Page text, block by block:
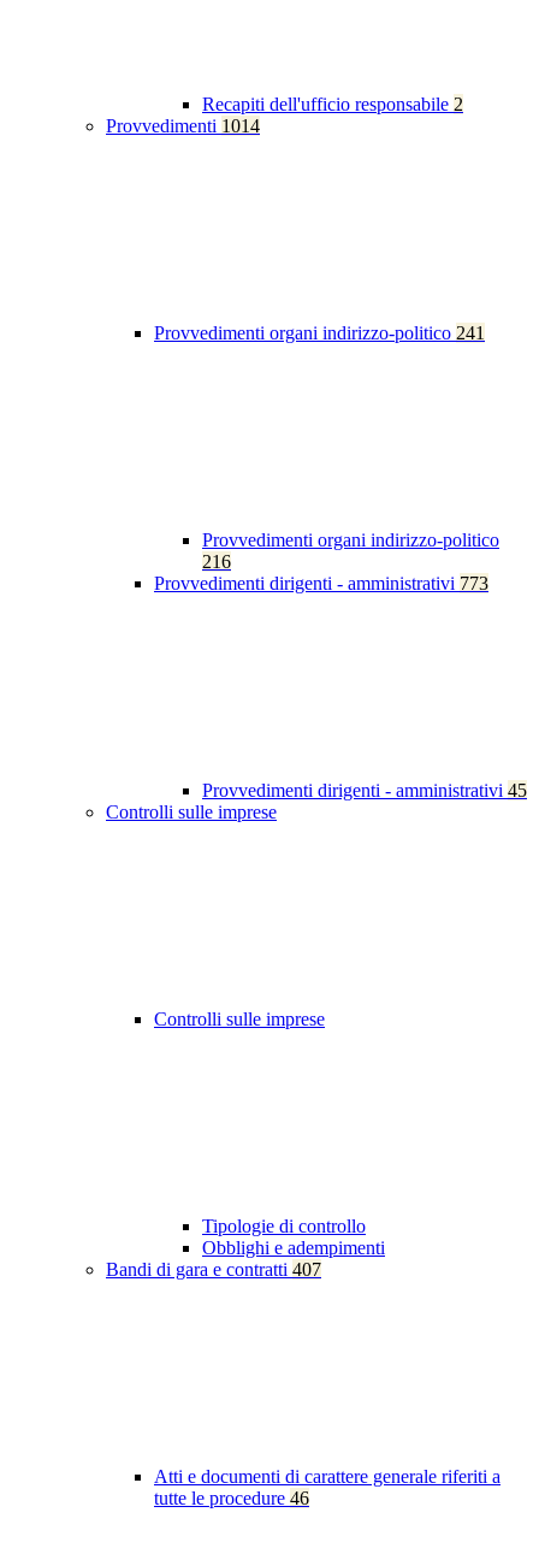
Recapiti dell'ufficio responsabile 2
Provvedimenti 1014
Provvedimenti organi indirizzo-politico 241
Provvedimenti organi indirizzo-politico
216
Provvedimenti dirigenti - amministrativi 773
Provvedimenti dirigenti - amministrativi 45
Controlli sulle imprese
Controlli sulle imprese
Tipologie di controllo
Obblighi e adempimenti
Bandi di gara e contratti 407
Atti e documenti di carattere generale riferiti a
tutte le procedure 46